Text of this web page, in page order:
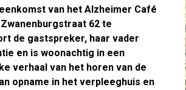
van het Alzheimer Café
62 te
de gastspreker, haar vader
en is woonachtig in een
verhaal van het horen van de
opname in het verpleeghuis en